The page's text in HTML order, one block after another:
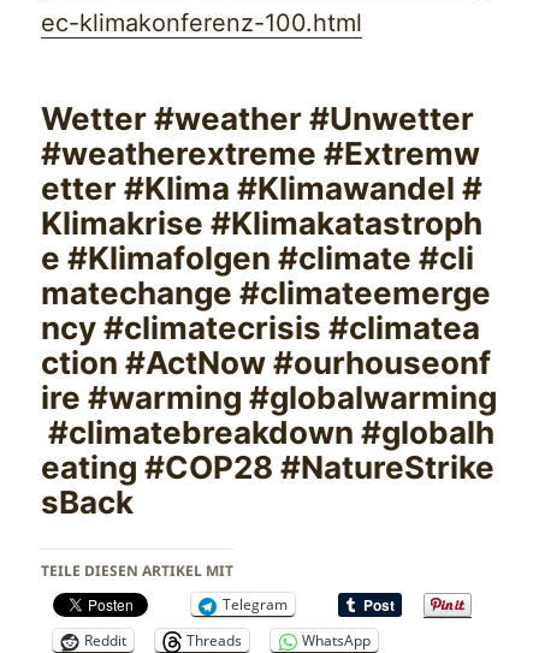
ec-klimakonferenz-100.html
Wetter #weather #Unwetter
#weatherextreme #Extremw
etter #Klima #Klimawandel #
Klimakrise #Klimakatastroph
e #Klimafolgen #climate #cli
matechange #climateemerge
ncy #climatecrisis #climatea
ction #ActNow #ourhouseonf
ire #warming #globalwarming
#climatebreakdown #globalh
eating #COP28 #NatureStrike
sBack
TEILE DIESEN ARTIKEL MIT
Telegram
Reddit
Threads
WhatsApp